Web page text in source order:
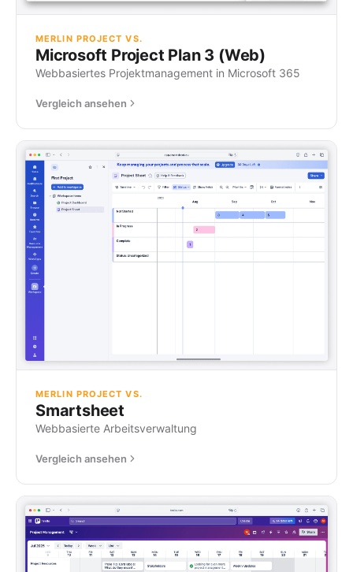
MERLIN PROJECT VS.
Microsoft Project Plan 3 (Web)
Webbasiertes Projektmanagement in Microsoft 365
Vergleich ansehen
MERLIN PROJECT VS.
Smartsheet
Webbasierte Arbeitsverwaltung
Vergleich ansehen